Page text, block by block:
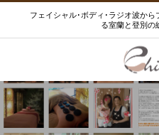
フェイシャル･ボディ･ラジオ波か
る室蘭と登別の